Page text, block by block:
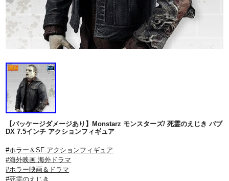
【パッケージダメージあり】Monstarz モンスターズ/ 死霊のえじき バブ
DX 7.5インチ アクションフィギュア
#ホラー＆SF アクションフィギュア
#海外映画 海外ドラマ
#ホラー映画＆ドラマ
#死霊のえじき